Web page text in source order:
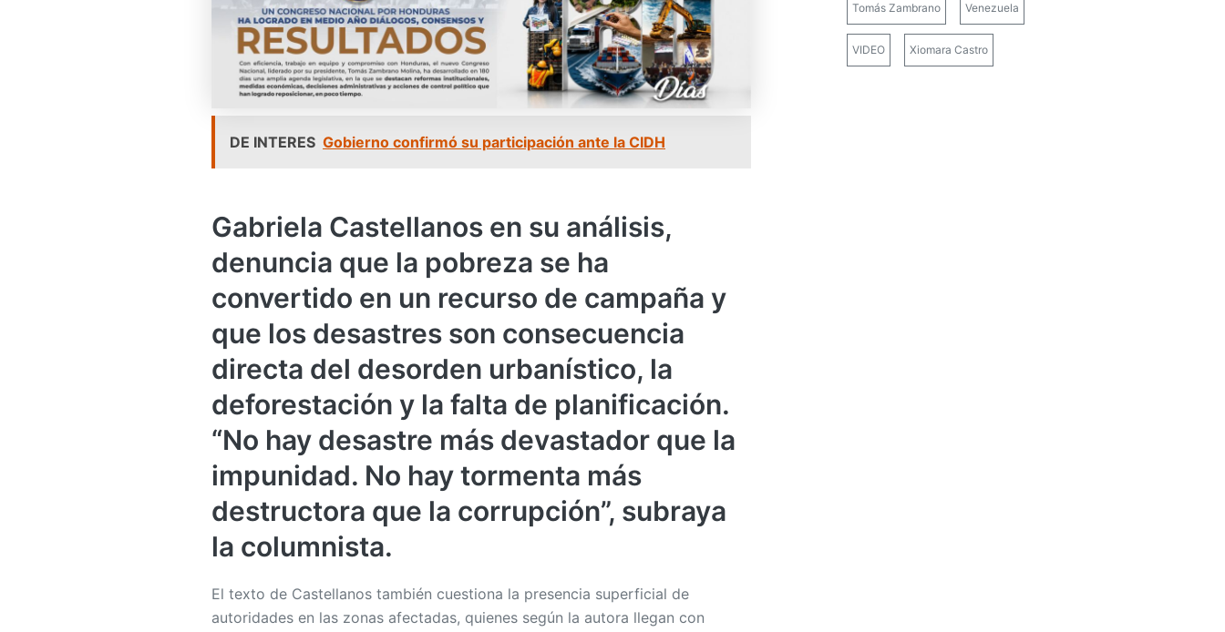
DE INTERES Gobierno confirmó su participación ante la CIDH
Gabriela Castellanos en su análisis,
denuncia que la pobreza se ha
convertido en un recurso de campaña y
que los desastres son consecuencia
directa del desorden urbanístico, la
deforestación y la falta de planificación.
“No hay desastre más devastador que la
impunidad. No hay tormenta más
destructora que la corrupción”, subraya
la columnista.
El texto de Castellanos también cuestiona la presencia superficial de
autoridades en las zonas afectadas, quienes según la autora llegan con
Tomás Zambrano Venezuela
VIDEO Xiomara Castro